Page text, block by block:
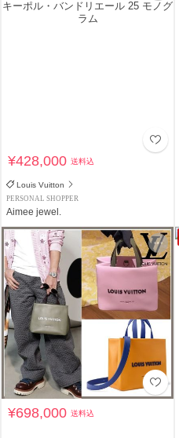
¥428,000送料込
Louis Vuitton
PERSONAL SHOPPER
Aimee jewel.
¥698,000送料込